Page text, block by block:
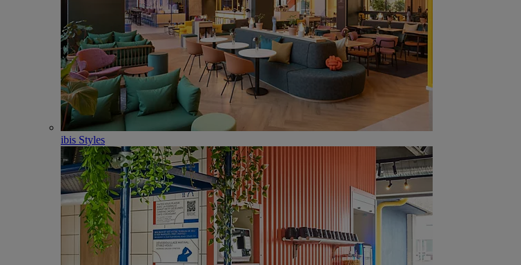
ibis Styles